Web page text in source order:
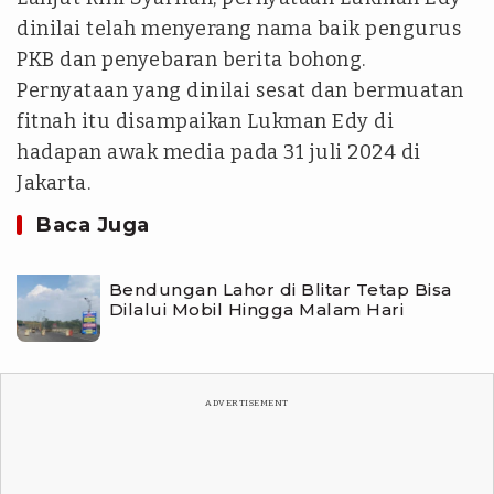
dinilai telah menyerang nama baik pengurus
PKB dan penyebaran berita bohong.
Pernyataan yang dinilai sesat dan bermuatan
fitnah itu disampaikan Lukman Edy di
hadapan awak media pada 31 juli 2024 di
Jakarta.
Baca Juga
Bendungan Lahor di Blitar Tetap Bisa
Dilalui Mobil Hingga Malam Hari
ADVERTISEMENT